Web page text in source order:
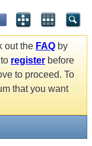
out the FAQ by
register before
to proceed. To
that you want